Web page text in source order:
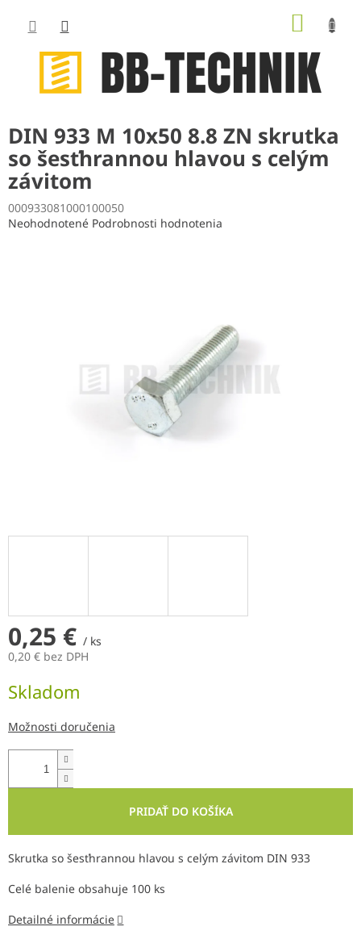
obsah
DIN 933 M 10x50 8.8 ZN skrutka
so šesťhrannou hlavou s celým
závitom
000933081000100050
Priemerné
Neohodnotené Podrobnosti hodnotenia
0,25 € / ks
0,20 € bez DPH
cena:
Skladom
Možnosti doručenia
PRIDAŤ DO KOŠÍKA
Skrutka so šesťhrannou hlavou s celým závitom DIN 933
Celé balenie obsahuje 100 ks
Detailné informácie